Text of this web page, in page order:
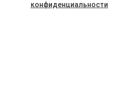
конфиденциальности